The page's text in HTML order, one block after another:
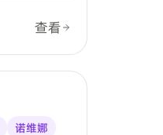
查看
诺维娜